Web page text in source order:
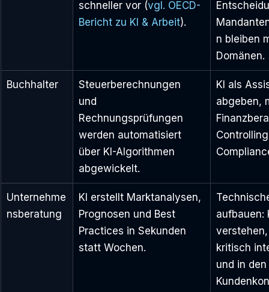
schneller vor (vgl. OECD-
Bericht zu KI & Arbeit).
n bleiben
Domänen.
Buchhalter
Steuerberechnungen
und
Rechnungsprüfungen
werden automatisiert
über KI-Algorithmen
abgewickelt.
KI als
abgeben,
Unternehme
nsberatung
KI erstellt Marktanalysen,
Prognosen und Best
Practices in Sekunden
statt Wochen.
aufbauen:
kritisch
und in den